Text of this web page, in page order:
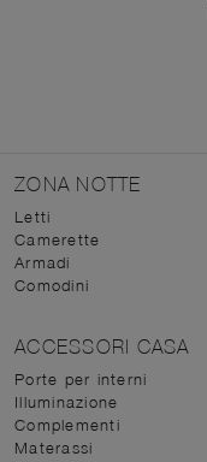
ZONA NOTTE
Letti
Camerette
Armadi
Comodini
ACCESSORI CASA
Porte per interni
Illuminazione
Complementi
Materassi